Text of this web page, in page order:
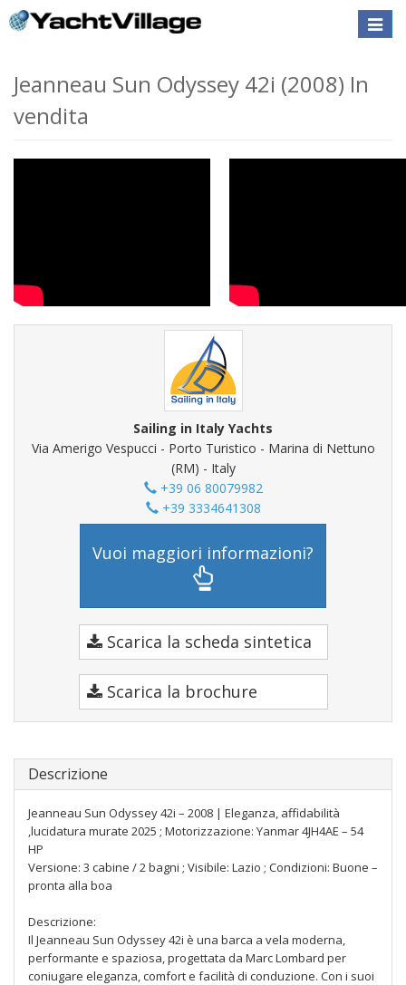
Toggle
Jeanneau Sun Odyssey 42i (2008) In
vendita
Sailing in Italy Yachts
Via Amerigo Vespucci - Porto Turistico - Marina di Nettuno
(RM) - Italy
+39 06 80079982
+39 3334641308
Vuoi maggiori informazioni?
Scarica la scheda sintetica
Scarica la brochure
Descrizione
Jeanneau Sun Odyssey 42i – 2008 | Eleganza, affidabilità
,lucidatura murate 2025 ; Motorizzazione: Yanmar 4JH4AE – 54
HP
Versione: 3 cabine / 2 bagni ; Visibile: Lazio ; Condizioni: Buone –
pronta alla boa
Descrizione:
Il Jeanneau Sun Odyssey 42i è una barca a vela moderna,
performante e spaziosa, progettata da Marc Lombard per
coniugare eleganza, comfort e facilità di conduzione. Con i suoi